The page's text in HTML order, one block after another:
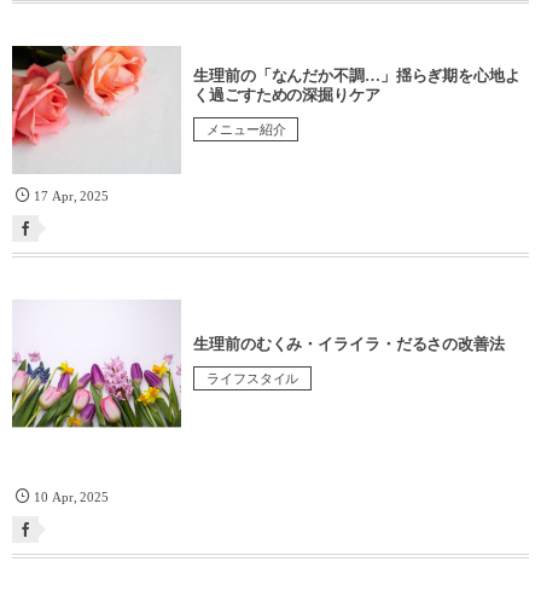
生理前の「なんだか不調…」揺らぎ期を心地よ
く過ごすための深掘りケア
メニュー紹介
17 Apr,2025
生理前のむくみ・イライラ・だるさの改善法
ライフスタイル
10 Apr,2025